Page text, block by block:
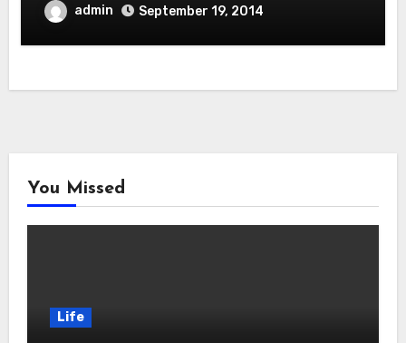
admin September 19, 2014
You Missed
Life